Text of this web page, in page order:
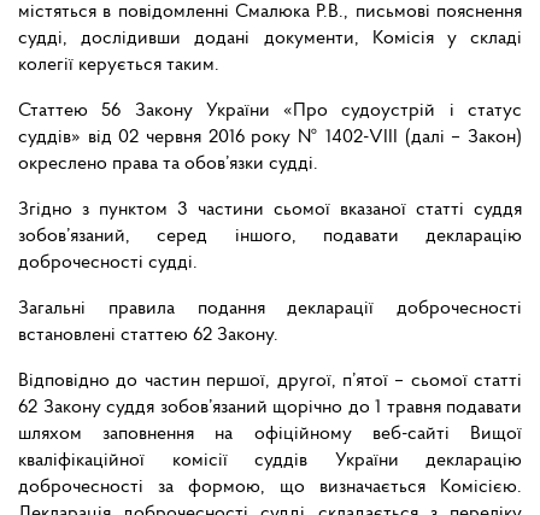
містяться в повідомленні Смалюка Р.В., письмові пояснення
судді, дослідивши додані документи, Комісія у складі
колегії керується таким.
Статтею 56 Закону України «Про судоустрій і статус
суддів» від 02 червня 2016 року № 1402-VIII (далі – Закон)
окреслено права та обов’язки судді.
Згідно з пунктом 3 частини сьомої вказаної статті суддя
зобов’язаний, серед іншого, подавати декларацію
доброчесності судді.
Загальні правила подання декларації доброчесності
встановлені статтею 62 Закону.
Відповідно до частин першої, другої, п’ятої – сьомої статті
62 Закону суддя зобов’язаний щорічно до 1 травня подавати
шляхом заповнення на офіційному веб-сайті Вищої
кваліфікаційної комісії суддів України декларацію
доброчесності за формою, що визначається Комісією.